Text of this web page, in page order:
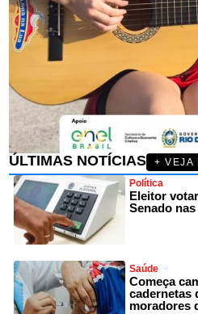
ÚLTIMAS NOTÍCIAS
+ VEJA
Política
Eleitor
Senado
Saúde
Começa
cadernetas
moradores